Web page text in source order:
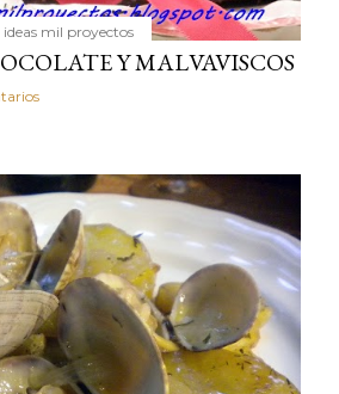
ideas mil proyectos
Y MALVAVISCOS